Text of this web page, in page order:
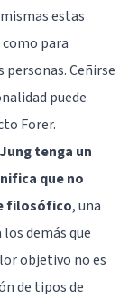
estas
para
Ceñirse
puede
Forer.
tenga un
que no
filosófico, una
demás que
objetivo no es
de tipos de